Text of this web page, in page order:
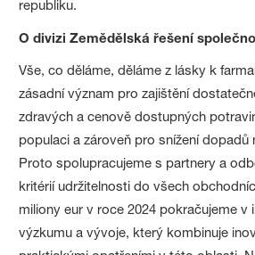
republiku.
O divizi Zemědělská řešení
Vše, co děláme, děláme z lásky k
zásadní význam pro zajištění
zdravých a cenově dostupných
populaci a zároveň pro snížení dopadů
Proto spolupracujeme s partnery a
kritérií udržitelnosti do všech
miliony eur v roce 2024 pokračujeme v
výzkumu a vývoje, který kombinuje